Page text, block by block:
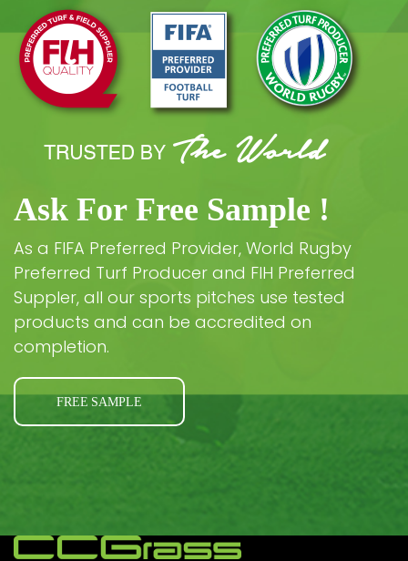
Ask For Free Sample !
As a FIFA Preferred Provider, World Rugby
Preferred Turf Producer and FIH Preferred
Suppler, all our sports pitches use tested
products and can be accredited on
completion.
FREE SAMPLE